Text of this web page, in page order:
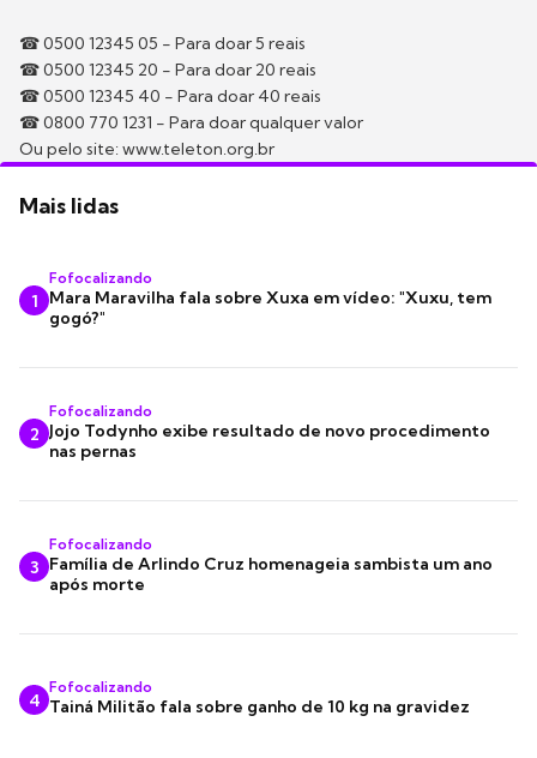
☎ 0500 12345 05 - Para doar 5 reais⠀
☎ 0500 12345 20 - Para doar 20 reais⠀
☎ 0500 12345 40 - Para doar 40 reais⠀
☎ 0800 770 1231 - Para doar qualquer valor⠀
Ou pelo site: www.teleton.org.br
Mais lidas
1
Fofocalizando
Mara Maravilha fala sobre Xuxa em vídeo: "Xuxu, tem
gogó?"
2
Fofocalizando
Jojo Todynho exibe resultado de novo procedimento
nas pernas
3
Fofocalizando
Família de Arlindo Cruz homenageia sambista um ano
após morte
4
Fofocalizando
Tainá Militão fala sobre ganho de 10 kg na gravidez